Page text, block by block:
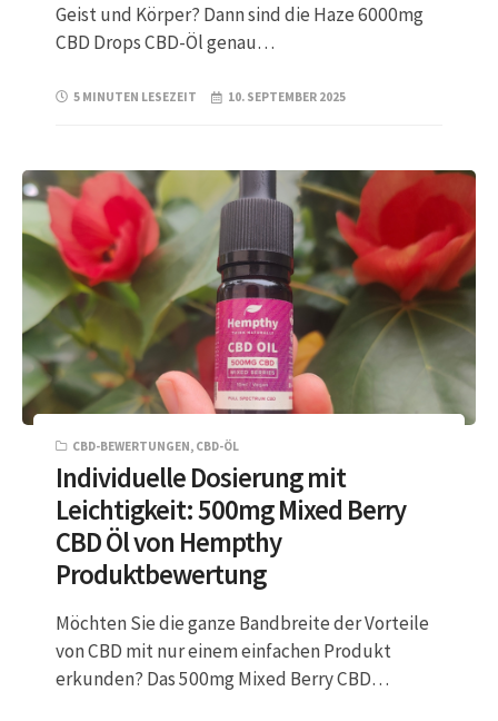
Geist und Körper? Dann sind die Haze 6000mg
CBD Drops CBD-Öl genau…
5 MINUTEN LESEZEIT 10. SEPTEMBER 2025
CBD-BEWERTUNGEN, CBD-ÖL
Individuelle Dosierung mit
Leichtigkeit: 500mg Mixed Berry
CBD Öl von Hempthy
Produktbewertung
Möchten Sie die ganze Bandbreite der Vorteile
von CBD mit nur einem einfachen Produkt
erkunden? Das 500mg Mixed Berry CBD…